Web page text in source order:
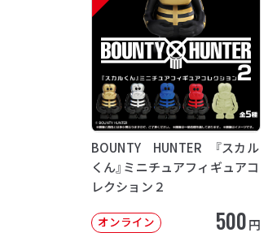
BOUNTY HUNTER 『スカル
くん』ミニチュアフィギュアコ
レクション２
オンライン 500円